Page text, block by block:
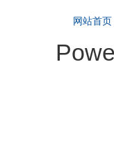
网站首页